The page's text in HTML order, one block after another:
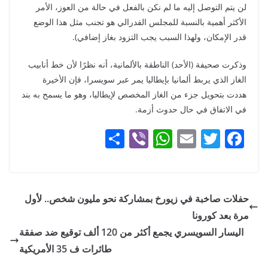
لن يتم التوصل إليه ما لم نكن بالفعل في حالة من العوز، الأمر
الأكثر أهمية بالنسبة للمجلس الفدرالي هو تجنب مثل هذا الوضع
قدر الإمكان، ولهذا السبب يجب التزود بغاز إضافي).
وذكرت صحيفة (الأحد) الناطقة بالألمانية، أنه نظرًا لأن خط أنابيب
الغاز الذي يربط ألمانيا بإيطاليا يمر عبر سويسرا، فإن الأخيرة
هددت بتحويل جزء من الغاز المخصص لإيطاليا، وهو ما يسمح به بند
في الاتفاق في حال حدوث أزمة.
F
a
e
b
o
T
w
er
E
m
l
W
h
s
p
Vi
b
e
حفلات صاخبة في زيورخ بمشاركة نحو مليون شخص.. لأول
مرة بعد كورونا
اليسار السويسري يجمع أكثر من 120 ألف توقيع ضد صفقة
طائرات ف 35 الأمريكية